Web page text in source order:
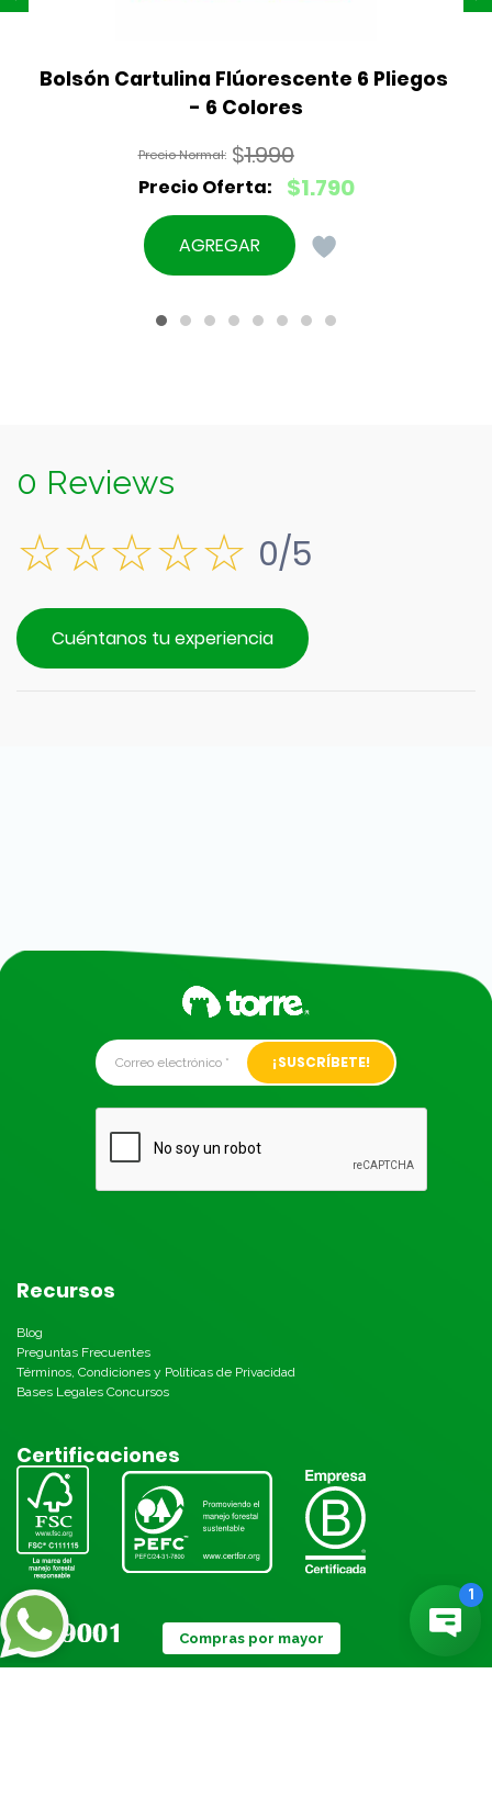
Bolsón Cartulina Flúorescente 6 Pliegos
- 6 Colores
$1.990
El
precio
original
$1.790
El
precio
actual
$1.790.
AGREGAR
0 Reviews
0/5
Cuéntanos tu experiencia
Alternative:
Recursos
Blog
Preguntas Frecuentes
Términos, Condiciones y Políticas de Privacidad
Bases Legales Concursos
Certificaciones
Compras por mayor